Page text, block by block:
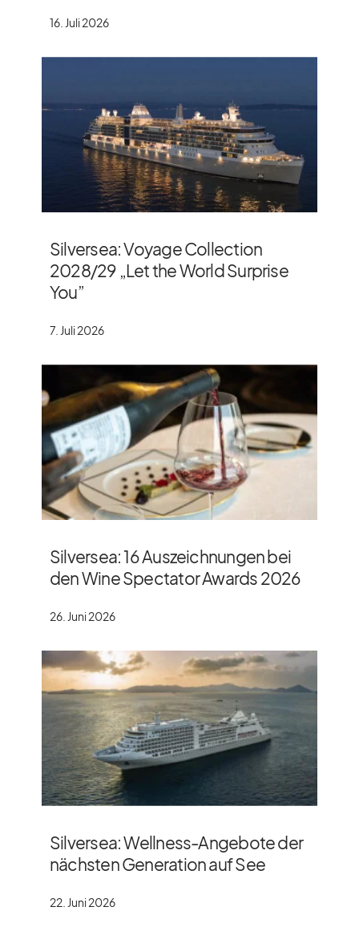
16. Juli 2026
Silversea: Voyage Collection
2028/​29 „Let the World Surprise
You”
7. Juli 2026
Silversea: 16 Auszeichnungen bei
den Wine Spectator Awards 2026
26. Juni 2026
Silversea: Wellness-Angebote der
nächsten Generation auf See
22. Juni 2026